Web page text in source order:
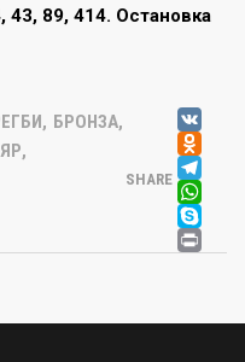
43, 89, 414. Остановка
, БРОНЗА,
,
SHARE